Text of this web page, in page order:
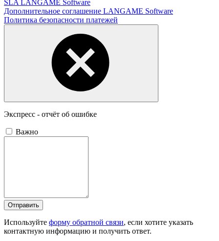
SLA LANGAME Software
Дополнительное соглашение LANGAME Software
Политика безопасности платежей
Экспресс - отчёт об ошибке
Важно
Отправить
Используйте форму обратной связи, если хотите указать
контактную информацию и получить ответ.